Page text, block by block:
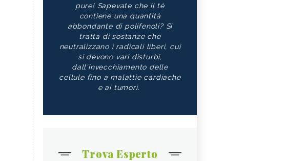
pure! Sapevate che il tè
contiene una quantità
abbondante di polifenoli? Si
tratta di sostanze che
neutralizzano i radicali liberi, cui
si devono vari disturbi,
dall'invecchiamento delle
cellule fino a malattie cardiache
e ai tumori.
Trova Esperto